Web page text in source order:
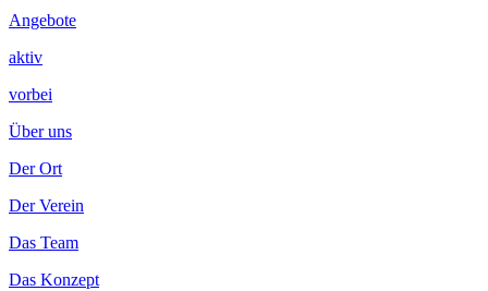
Angebote
aktiv
vorbei
Über uns
Der Ort
Der Verein
Das Team
Das Konzept